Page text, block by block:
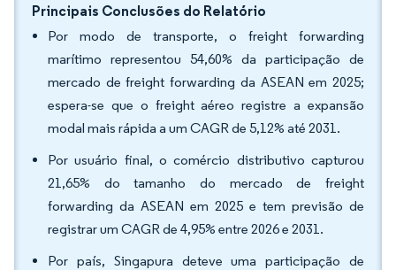
Principais Conclusões do Relatório
Por modo de transporte, o freight forwarding
marítimo representou 54,60% da participação de
mercado de freight forwarding da ASEAN em 2025;
espera-se que o freight aéreo registre a expansão
modal mais rápida a um CAGR de 5,12% até 2031.
Por usuário final, o comércio distributivo capturou
21,65% do tamanho do mercado de freight
forwarding da ASEAN em 2025 e tem previsão de
registrar um CAGR de 4,95% entre 2026 e 2031.
Por país, Singapura deteve uma participação de